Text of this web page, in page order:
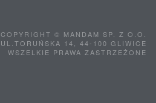
COPYRIGHT © MANDAM SP. Z O.O.
UL.TORUŃSKA 14, 44-100 GLIWICE
WSZELKIE PRAWA ZASTRZEŻONE